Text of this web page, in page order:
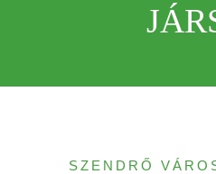
SZENDRŐ